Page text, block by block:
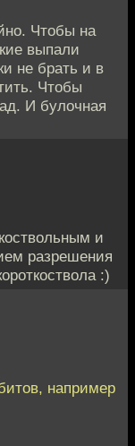
Чтобы на
выпали
не брать и в
Чтобы
И булочная
и
разрешения
:)
например